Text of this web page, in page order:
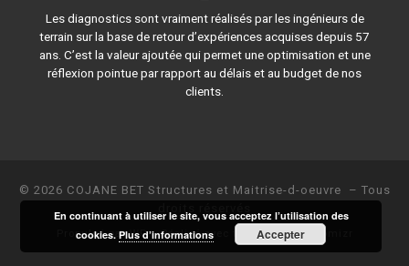
Les diagnostics sont vraiment réalisés par les ingénieurs de
terrain sur la base de retour d’expériences acquises depuis 57
ans. C’est la valeur ajoutée qui permet une optimisation et une
réflexion pointue par rapport au délais et au budget de nos
clients.
© 2026 COJANE BET Structures et Maitrise-d-oeuvre
– Tous
Propulsé parWP– Réalisé avec the Thème Customizr
En continuant à utiliser le site, vous acceptez l’utilisation des
cookies.Plus d’informations Accepter